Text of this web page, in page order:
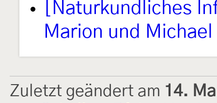
[Naturkundliches
Marion und
Zuletzt geändert am 14.